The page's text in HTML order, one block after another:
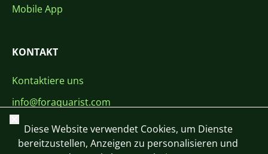
Mobile App
KONTAKT
Kontaktiere uns
info@foraquarist.com
+420 603 449 602
Schließen
Diese Website verwendet Cookies, um Dienste
bereitzustellen, Anzeigen zu personalisieren und